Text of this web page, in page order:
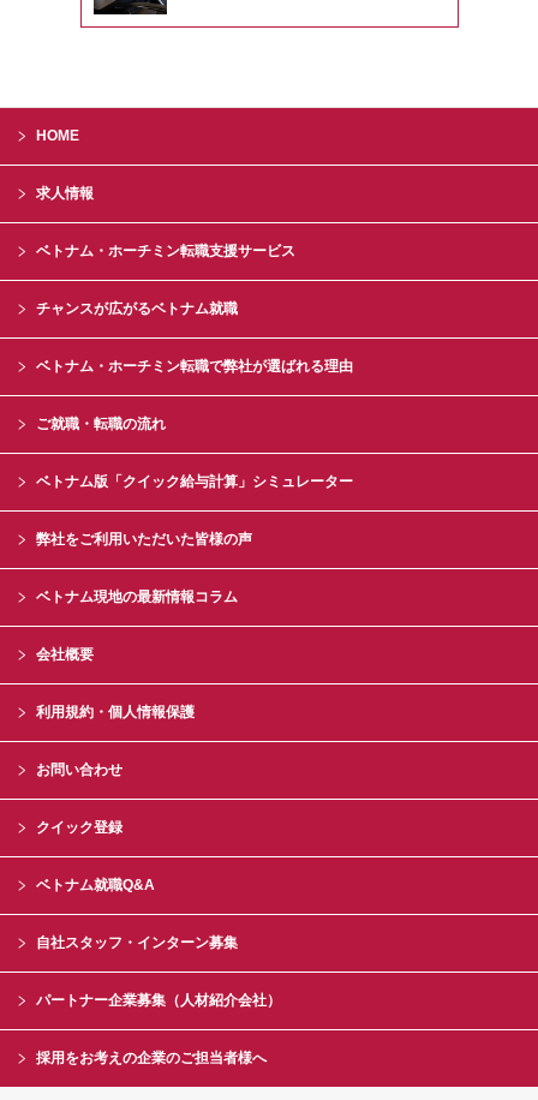
HOME
求人情報
ベトナム・ホーチミン転職支援サービス
チャンスが広がるベトナム就職
ベトナム・ホーチミン転職で弊社が選ばれる理由
ご就職・転職の流れ
ベトナム版「クイック給与計算」シミュレーター
弊社をご利用いただいた皆様の声
ベトナム現地の最新情報コラム
会社概要
利用規約・個人情報保護
お問い合わせ
クイック登録
ベトナム就職Q&A
自社スタッフ・インターン募集
パートナー企業募集（人材紹介会社）
採用をお考えの企業のご担当者様へ